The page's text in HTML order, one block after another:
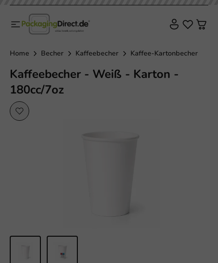
Home Becher Kaffeebecher Kaffee-Kartonbecher
Kaffeebecher - Weiß - Karton -
180cc/7oz